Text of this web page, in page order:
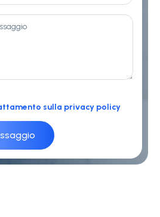
sulla privacy policy